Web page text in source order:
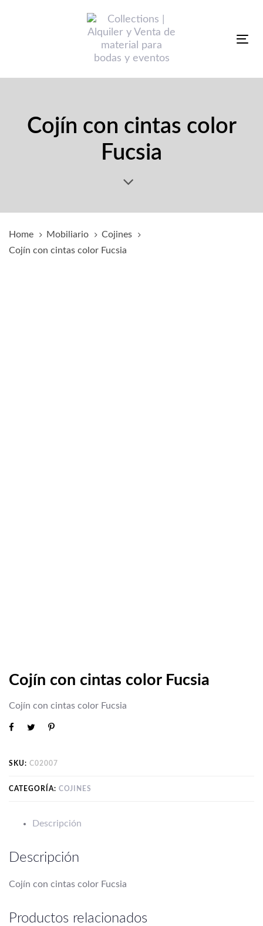
Cojín con cintas color
Fucsia
Home Mobiliario
Cojines
Cojín con cintas color Fucsia
Cojín con cintas color Fucsia
Cojín con cintas color Fucsia
SKU: C02007
CATEGORÍA: COJINES
Descripción
Descripción
Cojín con cintas color Fucsia
Productos relacionados